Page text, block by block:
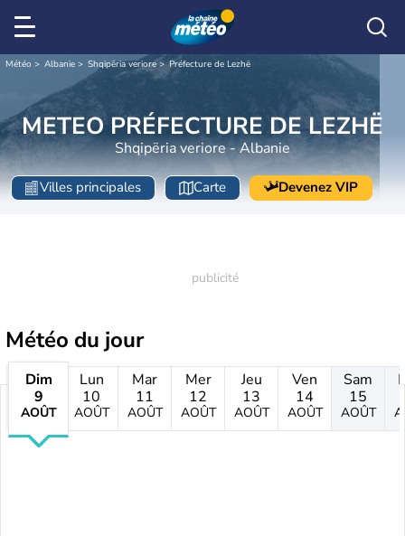
Météo Albanie Shqipëria veriore Préfecture de Lezhë
METEO PRÉFECTURE DE LEZHË
Shqipëria veriore - Albanie
Villes principales Carte Devenez VIP
Météo du jour
Dim
9
AOÛT
Lun
10
AOÛT
Mar
11
AOÛT
Mer
12
AOÛT
Jeu
13
AOÛT
Ven
14
AOÛT
Sam
15
AOÛT